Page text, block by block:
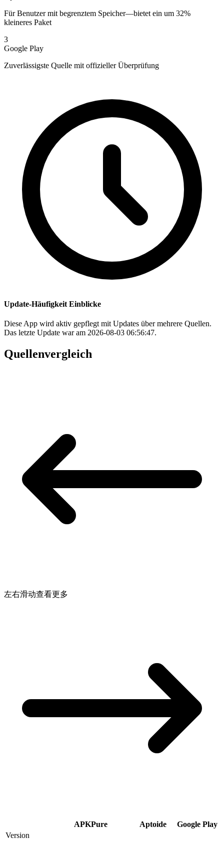
Für Benutzer mit begrenztem Speicher—bietet ein um 32%
kleineres Paket
3
Google Play
Zuverlässigste Quelle mit offizieller Überprüfung
Update-Häufigkeit Einblicke
Diese App wird aktiv gepflegt mit Updates über mehrere Quellen.
Das letzte Update war am 2026-08-03 06:56:47.
Quellenvergleich
左右滑动查看更多
APKPure Aptoide
Google Play
Version